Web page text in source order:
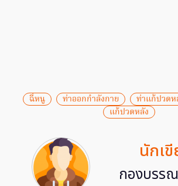
ฉี่หนู ท่าออกกำลังกาย ท่าแก้ปวดห
แก้ปวดหลัง
นักเ
กองบรร